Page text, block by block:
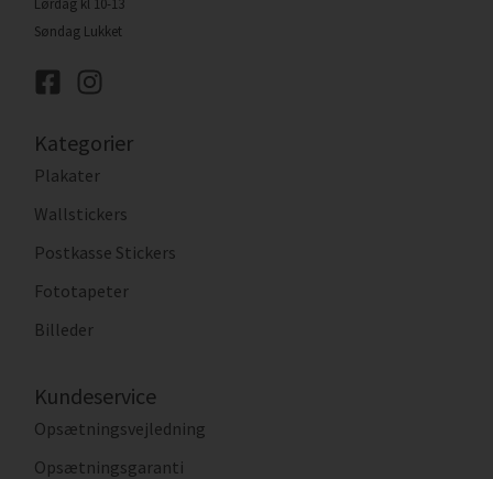
Søndag Lukket
Kategorier
Plakater
Wallstickers
Postkasse Stickers
Fototapeter
Billeder
Kundeservice
Opsætningsvejledning
Opsætningsgaranti